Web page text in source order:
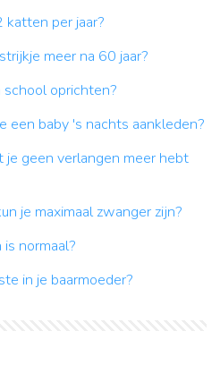
per jaar?
meer na 60 jaar?
school oprichten?
een baby 's nachts aankleden?
je geen verlangen meer hebt
je maximaal zwanger zijn?
normaal?
in je baarmoeder?